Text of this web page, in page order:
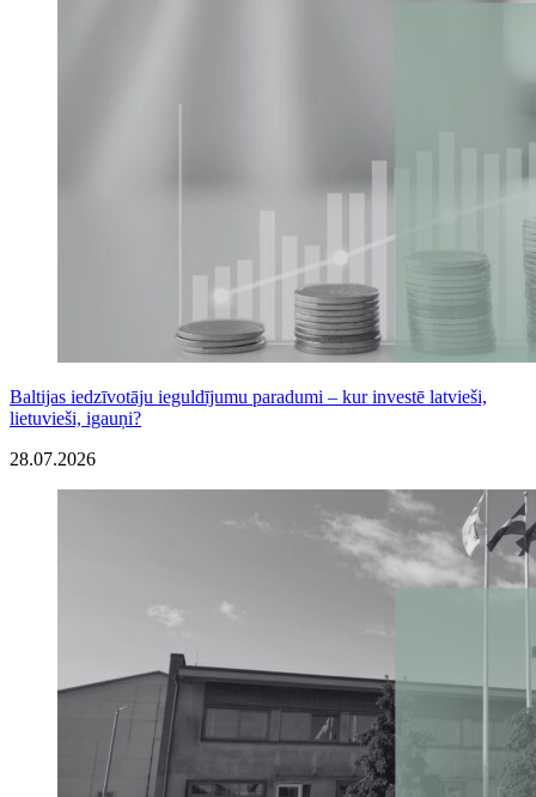
Baltijas iedzīvotāju ieguldījumu paradumi – kur investē latvieši,
lietuvieši, igauņi?
28.07.2026